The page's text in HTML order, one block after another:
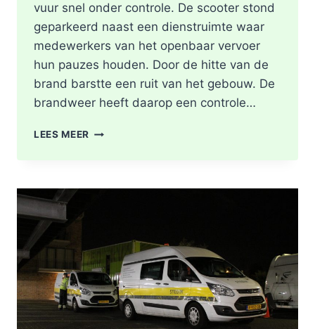
vuur snel onder controle. De scooter stond
geparkeerd naast een dienstruimte waar
medewerkers van het openbaar vervoer
hun pauzes houden. Door de hitte van de
brand barstte een ruit van het gebouw. De
brandweer heeft daarop een controle…
LEES MEER SCOOTER
BIJ
IN
ROTTERDAM